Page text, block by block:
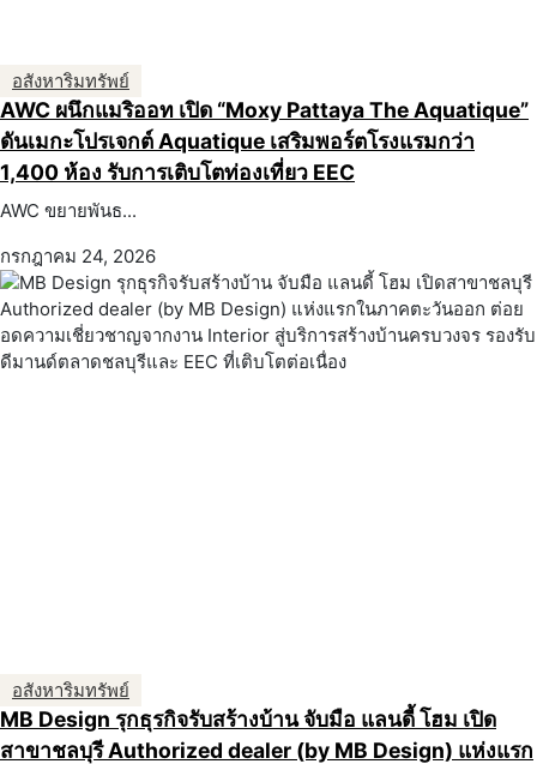
อสังหาริมทรัพย์
AWC ผนึกแมริออท เปิด “Moxy Pattaya The Aquatique”
ดันเมกะโปรเจกต์ Aquatique เสริมพอร์ตโรงแรมกว่า
1,400 ห้อง รับการเติบโตท่องเที่ยว EEC
AWC ขยายพันธ...
กรกฎาคม 24, 2026
อสังหาริมทรัพย์
MB Design รุกธุรกิจรับสร้างบ้าน จับมือ แลนดี้ โฮม เปิด
สาขาชลบุรี Authorized dealer (by MB Design) แห่งแรก